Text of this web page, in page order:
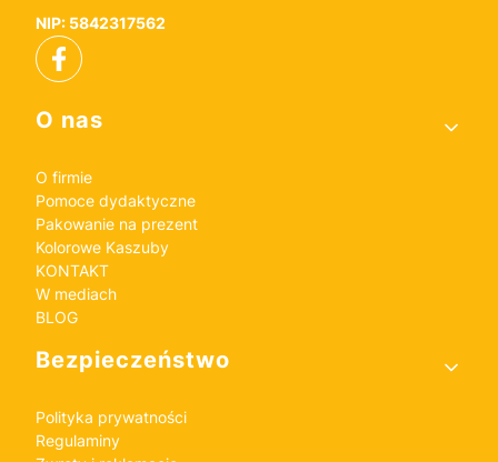
NIP: 5842317562
Linki w stopce
O nas
O firmie
Pomoce dydaktyczne
Pakowanie na prezent
Kolorowe Kaszuby
KONTAKT
W mediach
BLOG
Bezpieczeństwo
Polityka prywatności
Regulaminy